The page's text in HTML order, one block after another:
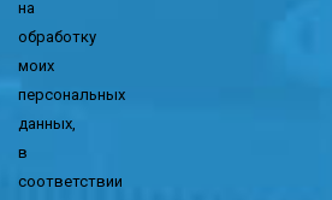
на
обработку
моих
персональных
данных,
в
соответствии